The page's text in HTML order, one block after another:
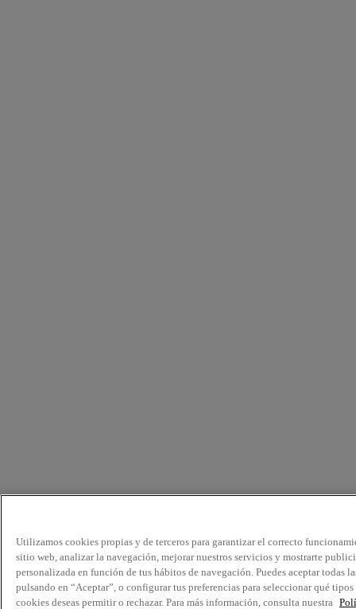
Utilizamos cookies propias y de terceros para garantizar el correcto
sitio web, analizar la navegación, mejorar nuestros servicios y mostrarte
personalizada en función de tus hábitos de navegación. Puedes aceptar todas
pulsando en “Aceptar”, o configurar tus preferencias para seleccionar qué tipos
cookies deseas permitir o rechazar. Para más información, consulta nuestra